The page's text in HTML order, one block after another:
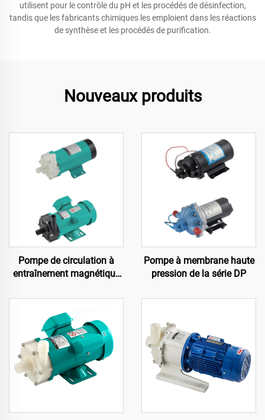
utilisent pour le contrôle du pH et les procédés de désinfection,
tandis que les fabricants chimiques les emploient dans les réactions
de synthèse et les procédés de purification.
Nouveaux produits
Pompe de circulation à
entraînement magnétique
Pompe à membrane haute
pression de la série DP